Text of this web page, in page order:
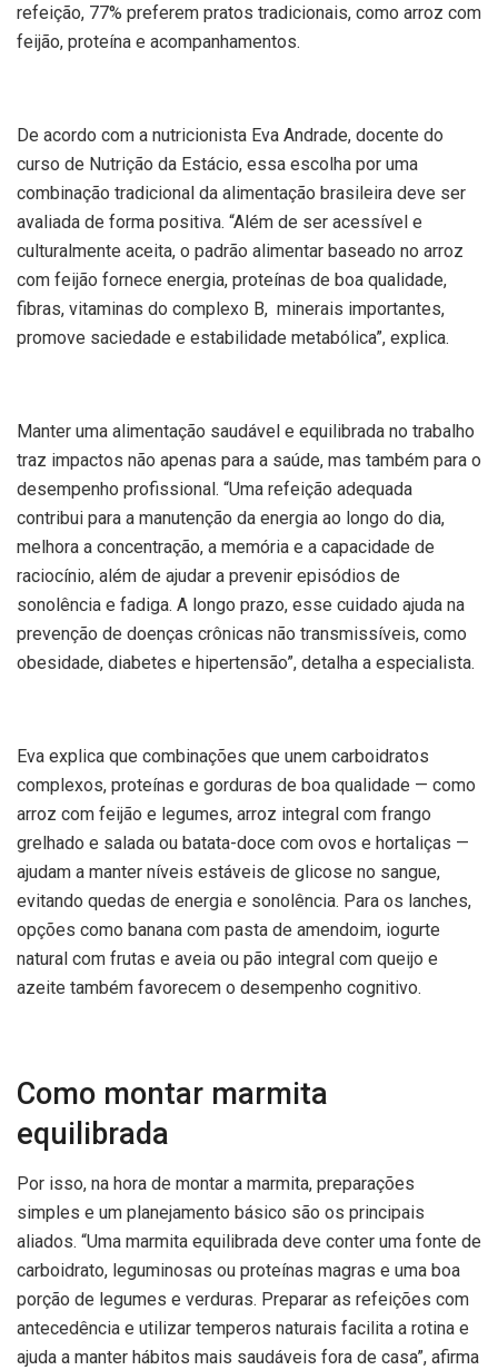
refeição, 77% preferem pratos tradicionais, como arroz com
feijão, proteína e acompanhamentos.
De acordo com a nutricionista Eva Andrade, docente do
curso de Nutrição da Estácio, essa escolha por uma
combinação tradicional da alimentação brasileira deve ser
avaliada de forma positiva. “Além de ser acessível e
culturalmente aceita, o padrão alimentar baseado no arroz
com feijão fornece energia, proteínas de boa qualidade,
fibras, vitaminas do complexo B, minerais importantes,
promove saciedade e estabilidade metabólica”, explica.
Manter uma alimentação saudável e equilibrada no trabalho
traz impactos não apenas para a saúde, mas também para o
desempenho profissional. “Uma refeição adequada
contribui para a manutenção da energia ao longo do dia,
melhora a concentração, a memória e a capacidade de
raciocínio, além de ajudar a prevenir episódios de
sonolência e fadiga. A longo prazo, esse cuidado ajuda na
prevenção de doenças crônicas não transmissíveis, como
obesidade, diabetes e hipertensão”, detalha a especialista.
Eva explica que combinações que unem carboidratos
complexos, proteínas e gorduras de boa qualidade — como
arroz com feijão e legumes, arroz integral com frango
grelhado e salada ou batata-doce com ovos e hortaliças —
ajudam a manter níveis estáveis de glicose no sangue,
evitando quedas de energia e sonolência. Para os lanches,
opções como banana com pasta de amendoim, iogurte
natural com frutas e aveia ou pão integral com queijo e
azeite também favorecem o desempenho cognitivo.
Como montar marmita
equilibrada
Por isso, na hora de montar a marmita, preparações
simples e um planejamento básico são os principais
aliados. “Uma marmita equilibrada deve conter uma fonte de
carboidrato, leguminosas ou proteínas magras e uma boa
porção de legumes e verduras. Preparar as refeições com
antecedência e utilizar temperos naturais facilita a rotina e
ajuda a manter hábitos mais saudáveis fora de casa”, afirma